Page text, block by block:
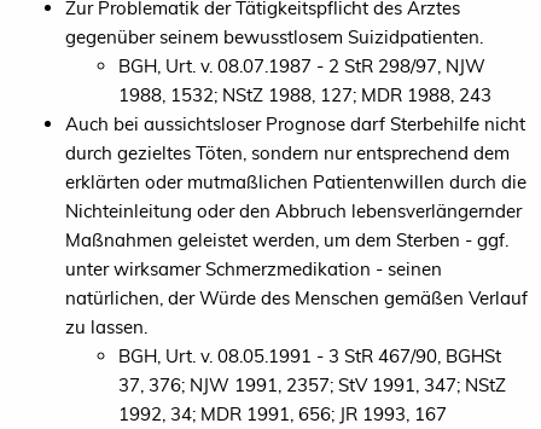
Zur Problematik der Tätigkeitspflicht des Arztes
gegenüber seinem bewusstlosem Suizidpatienten.
BGH, Urt. v. 08.07.1987 - 2 StR 298/97, NJW
1988, 1532; NStZ 1988, 127; MDR 1988, 243
Auch bei aussichtsloser Prognose darf Sterbehilfe nicht
durch gezieltes Töten, sondern nur entsprechend dem
erklärten oder mutmaßlichen Patientenwillen durch die
Nichteinleitung oder den Abbruch lebensverlängernder
Maßnahmen geleistet werden, um dem Sterben - ggf.
unter wirksamer Schmerzmedikation - seinen
natürlichen, der Würde des Menschen gemäßen Verlauf
zu lassen.
BGH, Urt. v. 08.05.1991 - 3 StR 467/90, BGHSt
37, 376; NJW 1991, 2357; StV 1991, 347; NStZ
1992, 34; MDR 1991, 656; JR 1993, 167